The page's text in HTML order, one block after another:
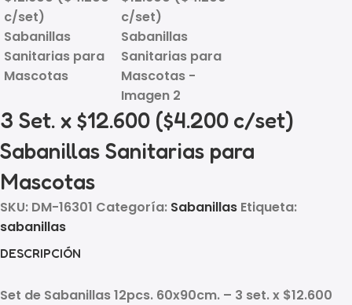
3 Set. x $12.600 ($4.200 c/set)
Sabanillas Sanitarias para
Mascotas
SKU: DM-16301 Categoría: Sabanillas Etiqueta:
sabanillas
DESCRIPCIÓN
Set de Sabanillas 12pcs. 60x90cm. – 3 set. x $12.600